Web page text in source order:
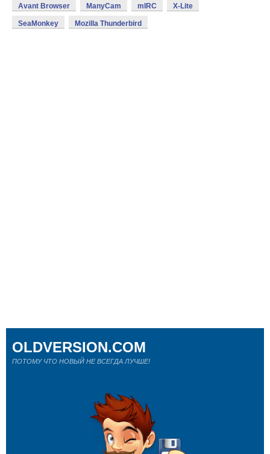
Avant Browser ManyCam mIRC X-Lite
SeaMonkey Mozilla Thunderbird
OLDVERSION.COM
ПОТОМУ ЧТО НОВЫЙ НЕ ВСЕГДА ЛУЧШЕ!